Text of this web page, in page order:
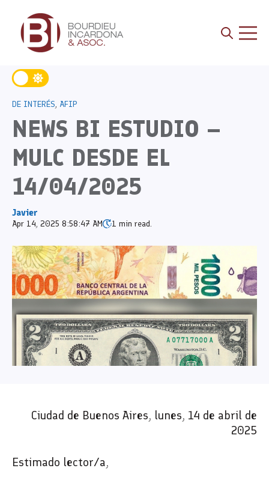
Open
DE INTERÉS, AFIP
NEWS BI ESTUDIO –
MULC DESDE EL
14/04/2025
Javier
Apr 14, 2025 8:58:47 AM 1 min read.
Ciudad de Buenos Aires, lunes, 14 de abril de
2025
Estimado lector/a,